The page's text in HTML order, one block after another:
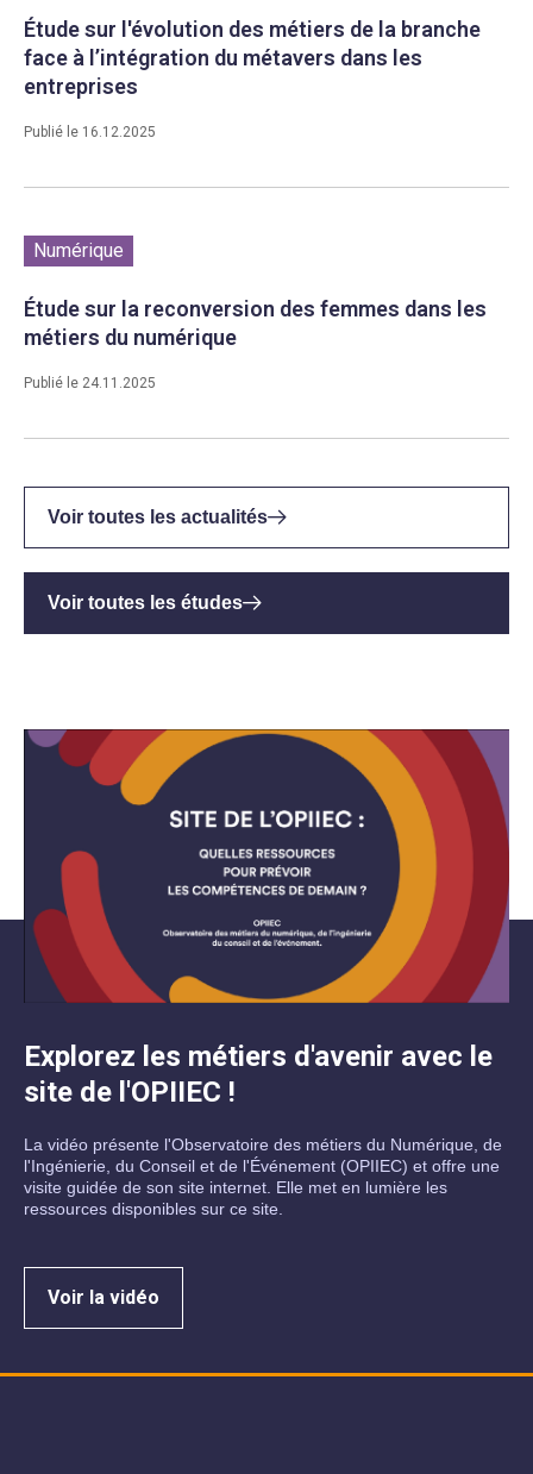
Étude sur l'évolution des métiers de la branche
face à l’intégration du métavers dans les
entreprises
Publié le 16.12.2025
Numérique
Étude sur la reconversion des femmes dans les
métiers du numérique
Publié le 24.11.2025
Voir toutes les actualités
Voir toutes les études
Explorez les métiers d'avenir avec le
site de l'OPIIEC !
La vidéo présente l'Observatoire des métiers du Numérique, de
l'Ingénierie, du Conseil et de l'Événement (OPIIEC) et offre une
visite guidée de son site internet. Elle met en lumière les
ressources disponibles sur ce site.
Voir la vidéo